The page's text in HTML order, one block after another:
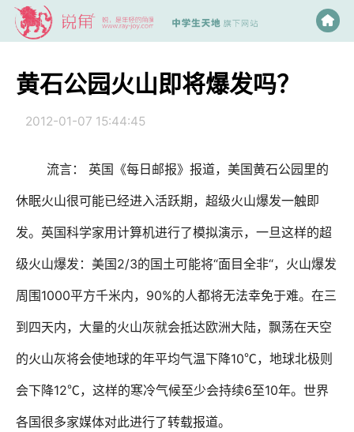
黄石公园火山即将爆发吗？
2012-01-07 15:44:45
流言： 英国《每日邮报》报道，美国黄石公园里的
休眠火山很可能已经进入活跃期，超级火山爆发一触即
发。英国科学家用计算机进行了模拟演示，一旦这样的超
级火山爆发：美国 2/3的国土可能将“面目全非“，火山爆发
周围 1000平方千米内， 90%的人都将无法幸免于难。在三
到四天内，大量的火山灰就会抵达欧洲大陆，飘荡在天空
的火山灰将会使地球的年平均气温下降10℃，地球北极则
会下降12℃，这样的寒冷气候至少会持续6至10年。世界
各国很多家媒体对此进行了转载报道。